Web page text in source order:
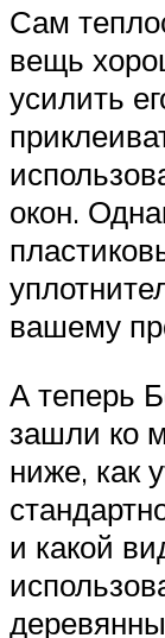
Сам
вещь
усилить
окон.
вашему
А теперь
зашли ко
ниже, как
и какой